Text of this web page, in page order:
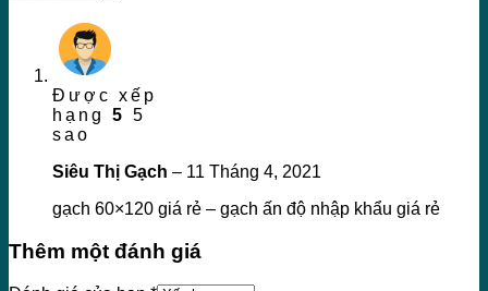
Được xếp
hạng 5 5
sao
Siêu Thị Gạch – 11 Tháng 4, 2021
gạch 60×120 giá rẻ – gạch ấn độ nhập khẩu giá rẻ
Thêm một đánh giá